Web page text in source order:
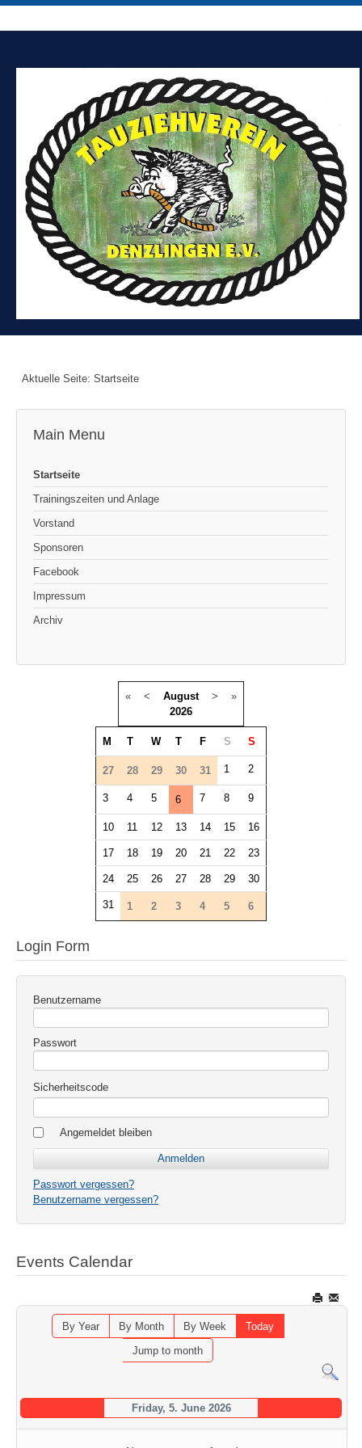
Aktuelle Seite: Startseite
Main Menu
Startseite
Trainingszeiten und Anlage
Vorstand
Sponsoren
Facebook
Impressum
Archiv
« <
August
2026
> »
M T W T F S S
27 28 29 30 31 1 2
3 4 5 6 7 8 9
10 11 12 13 14 15 16
17 18 19 20 21 22 23
24 25 26 27 28 29 30
31 1 2 3 4 5 6
Login Form
Benutzername
Passwort
Sicherheitscode
Angemeldet bleiben
Passwort vergessen?
Benutzername vergessen?
Events Calendar
By Year By Month By Week
Today
Jump to month
Friday, 5. June 2026